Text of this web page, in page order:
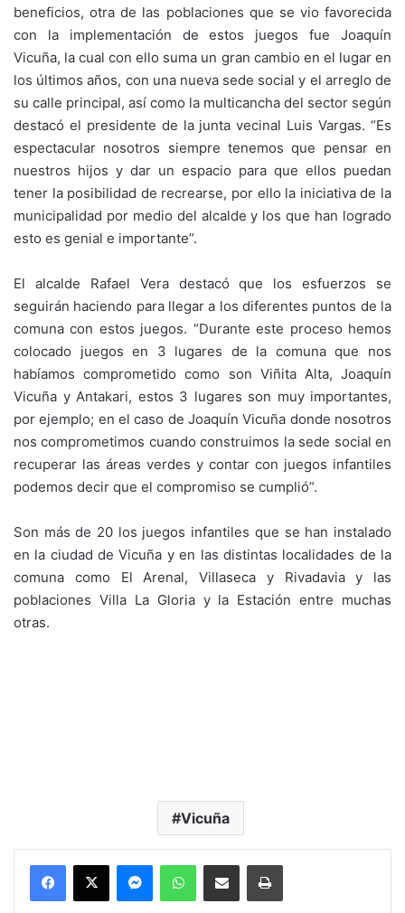
beneficios, otra de las poblaciones que se vio favorecida
con la implementación de estos juegos fue Joaquín
Vicuña, la cual con ello suma un gran cambio en el lugar en
los últimos años, con una nueva sede social y el arreglo de
su calle principal, así como la multicancha del sector según
destacó el presidente de la junta vecinal Luis Vargas. “Es
espectacular nosotros siempre tenemos que pensar en
nuestros hijos y dar un espacio para que ellos puedan
tener la posibilidad de recrearse, por ello la iniciativa de la
municipalidad por medio del alcalde y los que han logrado
esto es genial e importante”.
El alcalde Rafael Vera destacó que los esfuerzos se
seguirán haciendo para llegar a los diferentes puntos de la
comuna con estos juegos. “Durante este proceso hemos
colocado juegos en 3 lugares de la comuna que nos
habíamos comprometido como son Viñita Alta, Joaquín
Vicuña y Antakari, estos 3 lugares son muy importantes,
por ejemplo; en el caso de Joaquín Vicuña donde nosotros
nos comprometimos cuando construimos la sede social en
recuperar las áreas verdes y contar con juegos infantiles
podemos decir que el compromiso se cumplió”.
Son más de 20 los juegos infantiles que se han instalado
en la ciudad de Vicuña y en las distintas localidades de la
comuna como El Arenal, Villaseca y Rivadavia y las
poblaciones Villa La Gloria y la Estación entre muchas
otras.
Vicuña